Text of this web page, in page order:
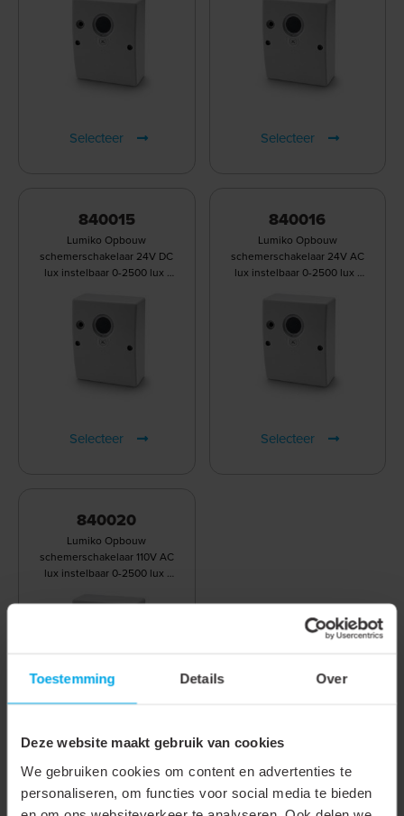
Toestemming Details Over
Deze website maakt gebruik van cookies
We gebruiken cookies om content en advertenties te
personaliseren, om functies voor social media te bieden
Selecteer Selecteer
840015
Lumiko Opbouw
schemerschakelaar 24V DC
lux instelbaar 0-2500 lux |
Selecteer
840016
Lumiko Opbouw
schemerschakelaar 24V AC
lux instelbaar 0-2500 lux |
Selecteer
840020
Lumiko Opbouw
schemerschakelaar 110V AC
lux instelbaar 0-2500 lux |
Selecteer
Resultaten 1 - 15 van de 16